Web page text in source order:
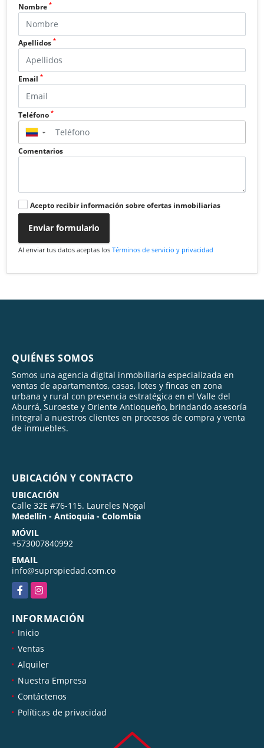
Nombre *
Apellidos *
Email *
Teléfono *
▼
Comentarios
Acepto recibir información sobre ofertas inmobiliarias
Enviar formulario
Al enviar tus datos aceptas los Términos de servicio y privacidad
QUIÉNES SOMOS
Somos una agencia digital inmobiliaria especializada en
ventas de apartamentos, casas, lotes y fincas en zona
urbana y rural con presencia estratégica en el Valle del
Aburrá, Suroeste y Oriente Antioqueño, brindando asesoría
integral a nuestros clientes en procesos de compra y venta
de inmuebles.
UBICACIÓN Y CONTACTO
UBICACIÓN
Calle 32E #76-115. Laureles Nogal
Medellín - Antioquia - Colombia
MÓVIL
+573007840992
EMAIL
info@supropiedad.com.co
FacebookInstagram
INFORMACIÓN
Inicio
Ventas
Alquiler
Nuestra Empresa
Contáctenos
Políticas de privacidad